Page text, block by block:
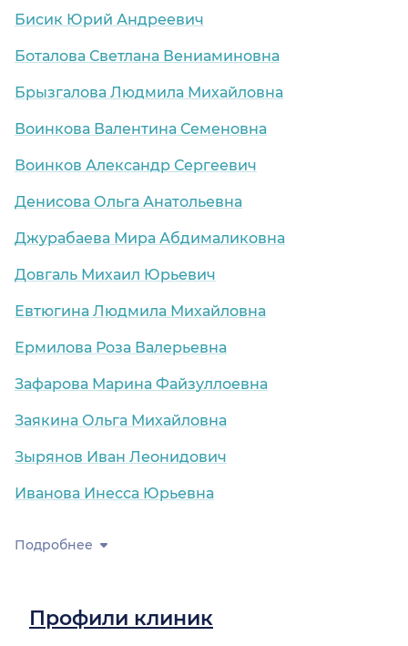
Бисик Юрий Андреевич
Боталова Светлана Вениаминовна
Брызгалова Людмила Михайловна
Воинкова Валентина Семеновна
Воинков Александр Сергеевич
Денисова Ольга Анатольевна
Джурабаева Мира Абдималиковна
Довгаль Михаил Юрьевич
Евтюгина Людмила Михайловна
Ермилова Роза Валерьевна
Зафарова Марина Файзуллоевна
Заякина Ольга Михайловна
Зырянов Иван Леонидович
Иванова Инесса Юрьевна
Подробнее
Профили клиник